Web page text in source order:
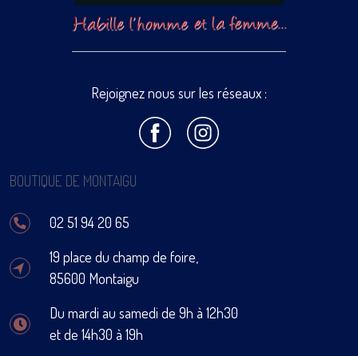
Rejoignez nous sur les réseaux :
BOUTIQUE DE MONTAIGU
02 51 94 20 65
19 place du champ de foire,
85600 Montaigu
Du mardi au samedi de 9h à 12h30
et de 14h30 à 19h